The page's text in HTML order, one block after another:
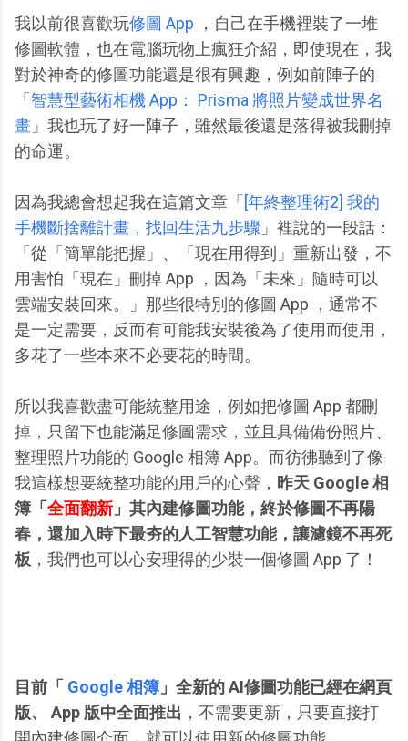
我以前很喜歡玩修圖 App
，自己在手機裡裝了一堆
修圖軟體，也在電腦玩物上瘋狂介紹，即使現在，我
對於神奇的修圖功能還是很有興趣，例如前陣子的
「 智慧型藝術相機 App： Prisma 將照片變成世界名
畫 」我也玩了好一陣子，雖然最後還是落得被我刪掉
的命運。
因為我總會想起我在這篇文章「 [年終整理術2] 我的
手機斷捨離計畫，找回生活九步驟 」裡說的一段話：
「從「簡單能把握」、「現在用得到」重新出發，不
用害怕「現在」刪掉 App ，因為「未來」隨時可以
雲端安裝回來。」那些很特別的修圖 App ，通常不
是一定需要，反而有可能我安裝後為了使用而使用，
多花了一些本來不必要花的時間。
所以我喜歡盡可能統整用途，例如把修圖 App 都刪
掉，只留下也能滿足修圖需求，並且具備備份照片、
整理照片功能的 Google 相簿 App。而彷彿聽到了像
我這樣想要統整功能的用戶的心聲， 昨天 Google 相
簿「 全面翻新 」其內建修圖功能，終於修圖不再陽
春，還加入時下最夯的人工智慧功能，讓濾鏡不再死
板 ，我們也可以心安理得的少裝一個修圖 App 了！
目前「 Google 相簿 」全新的 AI修圖功能已經在網頁
版、 App 版中全面推出 ，不需要更新，只要直接打